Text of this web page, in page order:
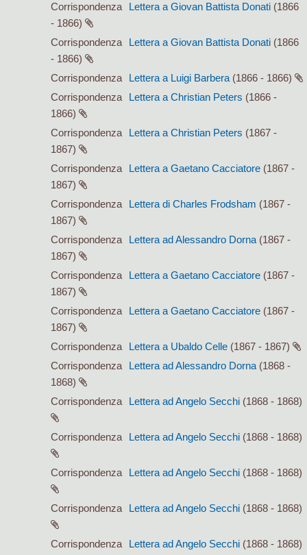
Corrispondenza Lettera a Giovan Battista Donati (1866
- 1866)
Corrispondenza
Lettera a Giovan Battista Donati (1866
- 1866)
Corrispondenza
Lettera a Luigi Barbera (1866 - 1866)
Corrispondenza
Lettera a Christian Peters (1866 -
1866)
Corrispondenza
Lettera a Christian Peters (1867 -
1867)
Corrispondenza
Lettera a Gaetano Cacciatore (1867 -
1867)
Corrispondenza
Lettera di Charles Frodsham (1867 -
1867)
Corrispondenza
Lettera ad Alessandro Dorna (1867 -
1867)
Corrispondenza
Lettera a Gaetano Cacciatore (1867 -
1867)
Corrispondenza
Lettera a Gaetano Cacciatore (1867 -
1867)
Corrispondenza
Lettera a Ubaldo Celle (1867 - 1867)
Corrispondenza
Lettera ad Alessandro Dorna (1868 -
1868)
Corrispondenza
Lettera ad Angelo Secchi (1868 - 1868)
Corrispondenza Lettera ad Angelo Secchi (1868 - 1868)
Corrispondenza Lettera ad Angelo Secchi (1868 - 1868)
Corrispondenza Lettera ad Angelo Secchi (1868 - 1868)
Corrispondenza Lettera ad Angelo Secchi (1868 - 1868)